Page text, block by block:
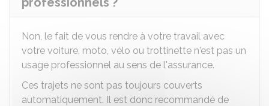
Non, le fait de vous rendre à votre travail avec
votre voiture, moto, vélo ou trottinette n'est pas un
usage professionnel au sens de l'assurance.
Ces trajets ne sont pas toujours couverts
automatiquement. Il est donc recommandé de